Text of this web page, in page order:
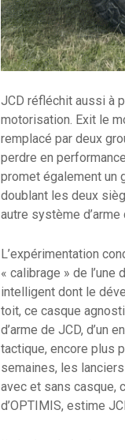
JCD réfléchit aussi à
motorisation. Exit le
remplacé par deux
perdre en
promet également un
doublant les deux
autre système d’arme
L’expérimentation
« calibrage » de
intelligent dont le
toit, ce casque
d’arme de JCD, d’un
tactique, encore plus
semaines, les
avec et sans casque,
d’OPTIMIS, estime